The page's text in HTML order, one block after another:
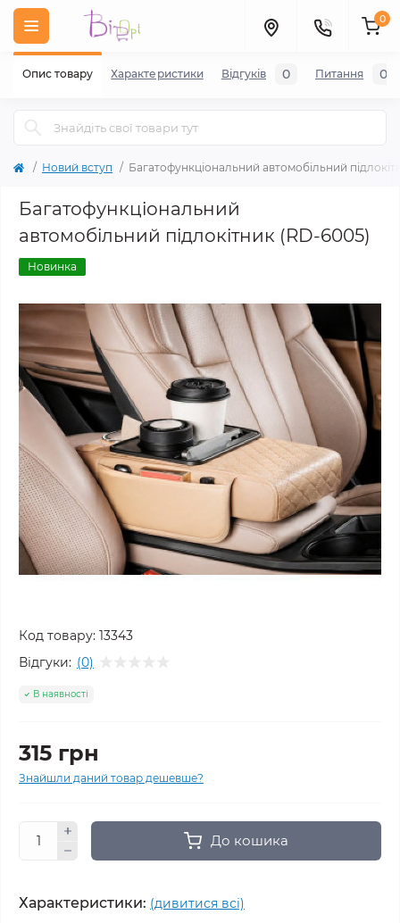
0
Новий вступ Багатофункціональний автомобільний
Багатофункціональний
автомобільний підлокітник (RD-6005)
Новинка
Код товару: 13343
Відгуки: (0)
В наявності
315 грн
Знайшли даний товар дешевше?
До кошика
Характеристики: (дивитися всі)
Опис товару Характеристики Відгуків 0 Питання 0